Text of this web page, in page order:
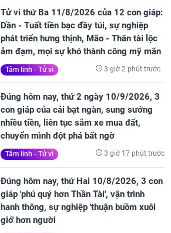
Tử vi thứ Ba 11/8/2026 của 12 con giáp:
Dần - Tuất tiền bạc đầy túi, sự nghiệp
phát triển hưng thịnh, Mão - Thân tài lộc
ảm đạm, mọi sự khó thành công mỹ mãn
Tâm linh - Tử vi 3 giờ 2 phút trước
Đúng hôm nay, thứ 2 ngày 10/9/2026, 3
con giáp của cải bạt ngàn, sung sướng
nhiều tiền, liên tục sắm xe mua đất,
chuyển mình đột phá bất ngờ
Tâm linh - Tử vi 3 giờ 17 phút trước
Đúng hôm nay, thứ Hai 10/8/2026, 3 con
giáp 'phú quý hơn Thần Tài', vận trình
hanh thông, sự nghiệp 'thuận buồm xuôi
gió' hơn người